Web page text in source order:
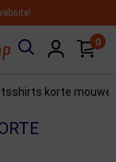
0
korte